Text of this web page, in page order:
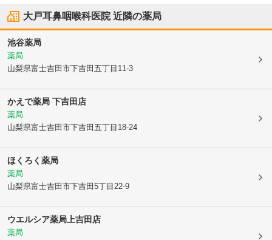
大戸耳鼻咽喉科医院近隣の薬局
池谷薬局
薬局
山梨県富士吉田市下吉田五丁目11-3
かえで薬局 下吉田店
薬局
山梨県富士吉田市下吉田五丁目18-24
ほくろく薬局
薬局
山梨県富士吉田市下吉田5丁目22-9
ウエルシア薬局上吉田店
薬局